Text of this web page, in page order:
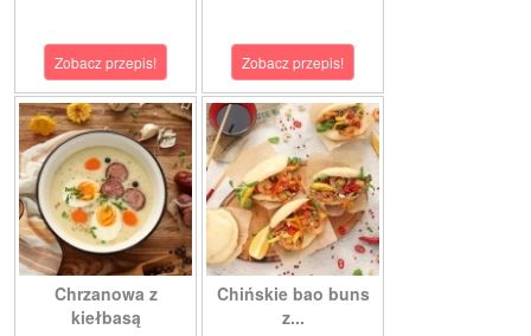
Zobacz przepis! Zobacz przepis!
Chrzanowa z
kiełbasą
Chińskie bao buns
z...